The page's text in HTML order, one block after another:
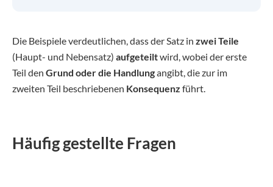
Die Beispiele verdeutlichen, dass der Satz in zwei Teile
(Haupt- und Nebensatz) aufgeteiltwird, wobei der erste
Teil den Grund oder die Handlungangibt, die zur im
zweiten Teil beschriebenen Konsequenz führt.
Häufig gestellte Fragen